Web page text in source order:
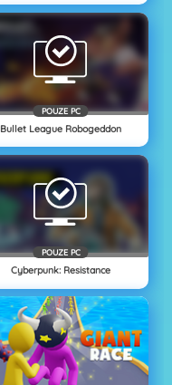
POUZE PC
Bullet League Robogeddon
POUZE PC
Cyberpunk: Resistance